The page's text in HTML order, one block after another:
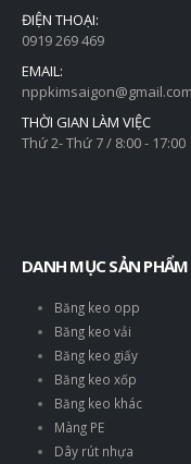
ĐIỆN THOẠI:
0919 269 469
EMAIL:
nppkimsaigon@gmail.com
THỜI GIAN LÀM VIỆC
Thứ 2- Thứ 7 / 8:00 - 17:00
DANH MỤC SẢN PHẨM
Băng keo opp
Băng keo vải
Băng keo giấy
Băng keo xốp
Băng keo khác
Màng PE
Dây rút nhựa